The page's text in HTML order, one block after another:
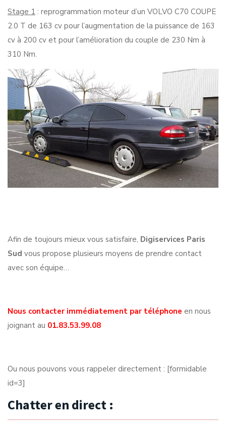
Stage 1 : reprogrammation moteur d’un VOLVO C70 COUPE
2.0 T de 163 cv pour l’augmentation de la puissance de 163
cv à 200 cv et pour l’amélioration du couple de 230 Nm à
310 Nm.
Afin de toujours mieux vous satisfaire, Digiservices Paris
Sud vous propose plusieurs moyens de prendre contact
avec son équipe…
Nous contacter immédiatement par téléphone en nous
joignant au 01.83.53.99.08
Ou nous pouvons vous rappeler directement : [formidable
id=3]
Chatter en direct :